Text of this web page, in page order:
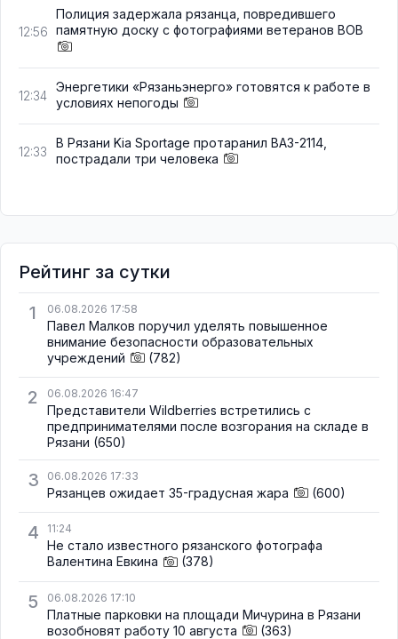
12:56
Полиция задержала рязанца, повредившего
памятную доску с фотографиями ветеранов ВОВ
12:34
Энергетики «Рязаньэнерго» готовятся к работе в
условиях непогоды
12:33
В Рязани Kia Sportage протаранил ВАЗ-2114,
пострадали три человека
Рейтинг за сутки
1
06.08.2026 17:58
Павел Малков поручил уделять повышенное
внимание безопасности образовательных
учреждений
(782)
2 06.08.2026 16:47
Представители Wildberries встретились с
предпринимателями после возгорания на складе в
Рязани (650)
3 06.08.2026 17:33
Рязанцев ожидает 35-градусная жара (600)
4 11:24
Не стало известного рязанского фотографа
Валентина Евкина
(378)
5 06.08.2026 17:10
Платные парковки на площади Мичурина в Рязани
возобновят работу 10 августа
(363)